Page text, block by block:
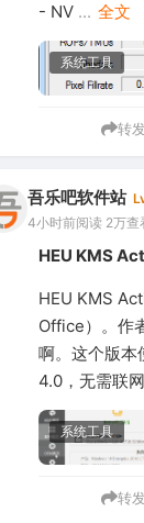
- NV ... 全文
系统工具
转
吾乐吧软件站
4小时前阅读 2万查
HEU KMS
HEU KMS
Office）。作
啊。这个版本
4.0，无需联
系统工具
转